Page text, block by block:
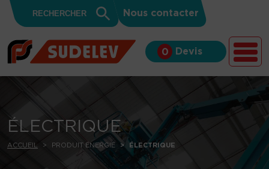
Skip to content
for:
Search
Button
Nous contacter
0 Devis
ÉLECTRIQUE
ACCUEIL PRODUIT ÉNERGIE ÉLECTRIQUE